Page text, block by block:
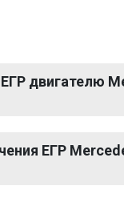
двигателю
ЕГР